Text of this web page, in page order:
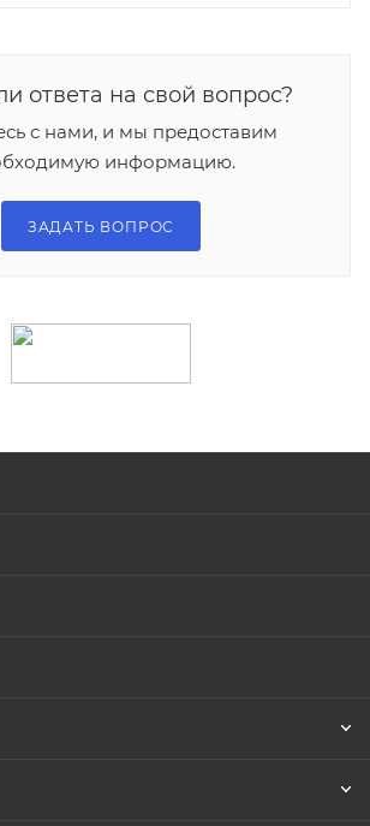
ответа на свой вопрос?
с нами, и мы предоставим
информацию.
ЗАДАТЬ ВОПРОС